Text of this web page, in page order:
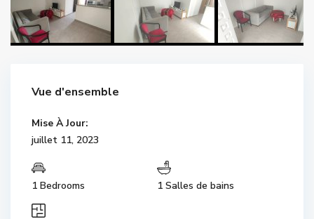
Vue d'ensemble
Mise À Jour:
juillet 11, 2023
1 Bedrooms 1 Salles de bains